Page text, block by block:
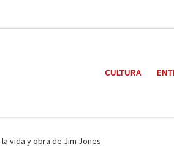
CULTURA
vida y obra de Jim Jones